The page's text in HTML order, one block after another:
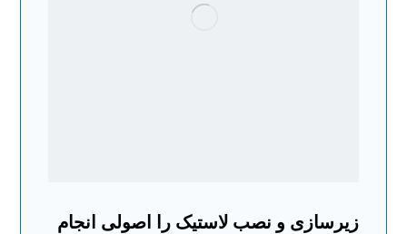
زیرسازی و نصب لاستیک را اصولی انجام